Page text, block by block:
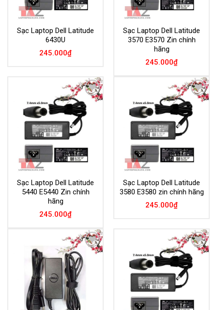
Sạc Laptop Dell Latitude
6430U
245.000₫
Sạc Laptop Dell Latitude
3570 E3570 Zin chính
hãng
245.000₫
Add to
Wishlist
Sạc Laptop Dell Latitude
5440 E5440 Zin chính
hãng
245.000₫
Add to
Wishlist
Sạc Laptop Dell Latitude
3580 E3580 zin chính hãng
245.000₫
Add to
Wishlist
Add to
Wishlist